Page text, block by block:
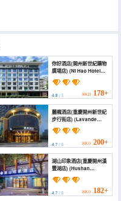
你好酒店(開州新世紀購物
廣場店) (Ni Hao Hotel
(Kaizhou Xinshiji
Shopping Plaza))
4.8/ 5 HKD 178+
麗楓酒店(重慶開州新世紀
步行街店) (Lavande
Hotel (Chongqing
Kaizhou New Century
Pedestrian Street))
4.7/ 5 HKD 200+
湖山印象酒店(重慶開州漢
豐湖店) (Hushan
Impression Hotel)
4.7/ 5 HKD 182+